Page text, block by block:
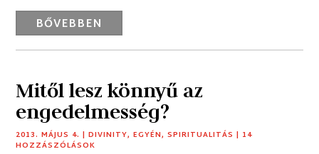
BŐVEBBEN
Mitől lesz könnyű az
engedelmesség?
2013. MÁJUS 4. |DIVINITY,EGYÉN,SPIRITUALITÁS | 14
HOZZÁSZÓLÁSOK